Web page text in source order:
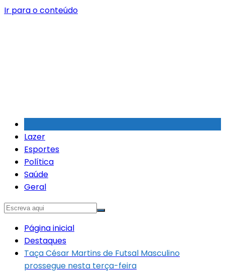
Ir para o conteúdo
Lazer
Esportes
Política
Saúde
Geral
Página inicial
Destaques
Taça César Martins de Futsal Masculino
prossegue nesta terça-feira